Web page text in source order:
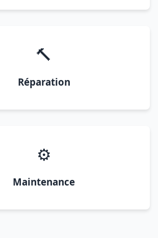
🔨
Réparation
⚙️
Maintenance